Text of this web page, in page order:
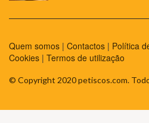
Quem somos | Contactos | Política
Cookies | Termos de utilização
© Copyright 2020 petiscos.com.